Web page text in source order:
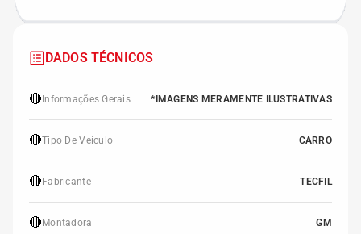
DADOS TÉCNICOS
🔴 Informações Gerais *IMAGENS MERAMENTE ILUSTRATIVAS
🔴Tipo De Veículo CARRO
🔴 Fabricante TECFIL
🔴 Montadora GM